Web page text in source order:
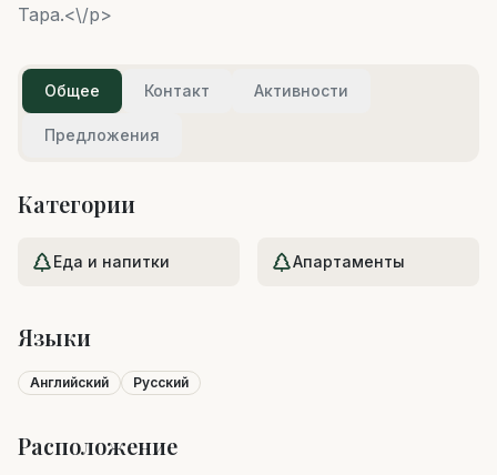
Тара.<\/p>
Общее Контакт Активности
Предложения
Категории
Еда и напитки Апартаменты
Языки
Английский Русский
Расположение